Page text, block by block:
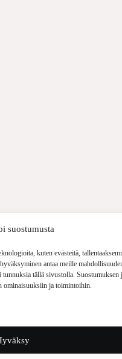
suostumusta
kuten evästeitä,
antaa meille
tällä sivustolla. Suostumuksen
ominaisuuksiin ja toimintoihin.